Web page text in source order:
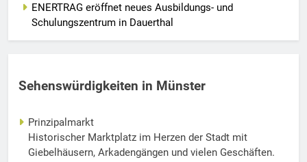
ENERTRAG eröffnet neues Ausbildungs- und
Schulungszentrum in Dauerthal
Sehenswürdigkeiten in Münster
Prinzipalmarkt
Historischer Marktplatz im Herzen der Stadt mit
Giebelhäusern, Arkadengängen und vielen Geschäften.